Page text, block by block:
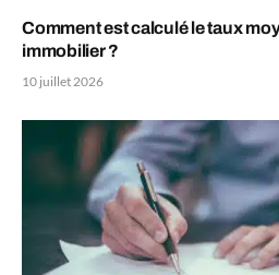
Comment est calculé le taux
immobilier ?
10 juillet 2026